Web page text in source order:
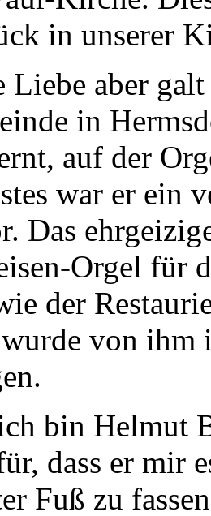
in unserer
Liebe aber
in
auf der
war er ein
Das
Orgel für
der
von ihm
bin Helmut
dass er mir
Fuß zu